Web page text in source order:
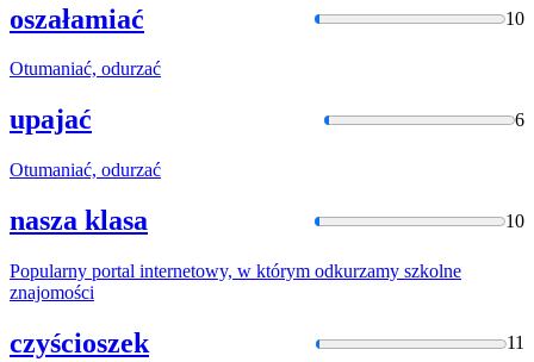
oszałamiać 10
Otumaniać, odurzać
upajać 6
Otumaniać, odurzać
nasza klasa 10
Popularny portal internetowy, w którym odkurzamy szkolne
znajomości
czyścioszek 11